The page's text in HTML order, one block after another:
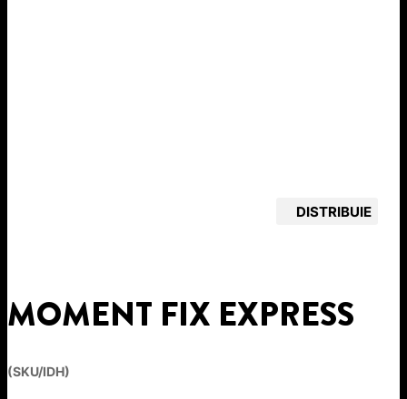
DISTRIBUIE
MOMENT FIX EXPRESS
(SKU/IDH)